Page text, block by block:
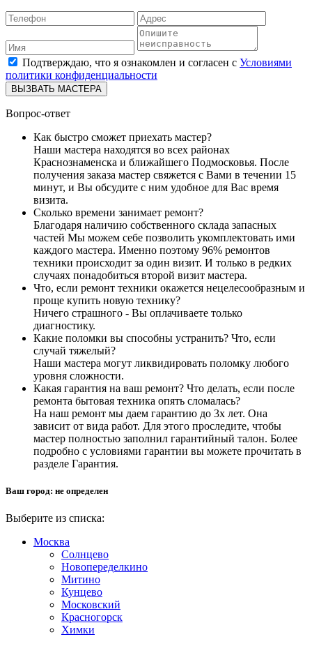
Подтверждаю, что я ознакомлен и согласен с Условиями
политики конфиденциальности
ВЫЗВАТЬ МАСТЕРА
Вопрос-ответ
Как быстро сможет приехать мастер?
Наши мастера находятся во всех районах
Краснознаменска и ближайшего Подмосковья. После
получения заказа мастер свяжется с Вами в течении 15
минут, и Вы обсудите с ним удобное для Вас время
визита.
Сколько времени занимает ремонт?
Благодаря наличию собственного склада запасных
частей Мы можем себе позволить укомплектовать ими
каждого мастера. Именно поэтому 96% ремонтов
техники происходит за один визит. И только в редких
случаях понадобиться второй визит мастера.
Что, если ремонт техники окажется нецелесообразным и
проще купить новую технику?
Ничего страшного - Вы оплачиваете только
диагностику.
Какие поломки вы способны устранить? Что, если
случай тяжелый?
Наши мастера могут ликвидировать поломку любого
уровня сложности.
Какая гарантия на ваш ремонт? Что делать, если после
ремонта бытовая техника опять сломалась?
На наш ремонт мы даем гарантию до 3х лет. Она
зависит от вида работ. Для этого проследите, чтобы
мастер полностью заполнил гарантийный талон. Более
подробно с условиями гарантии вы можете прочитать в
разделе Гарантия.
Ваш город: не определен
Выберите из списка:
Москва
Солнцево
Новопеределкино
Митино
Кунцево
Московский
Красногорск
Химки